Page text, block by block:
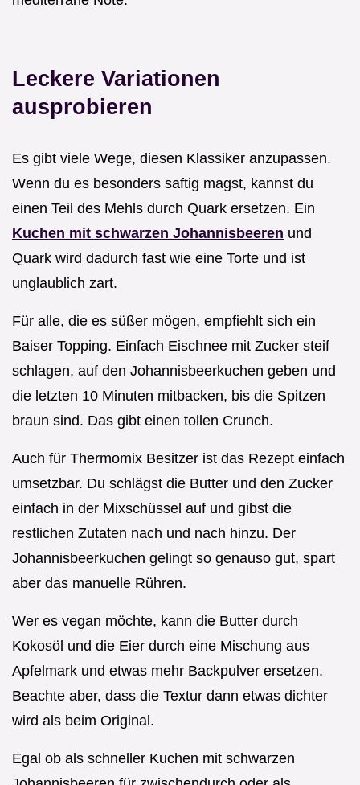
Leckere Variationen
ausprobieren
Es gibt viele Wege, diesen Klassiker anzupassen.
Wenn du es besonders saftig magst, kannst du
einen Teil des Mehls durch Quark ersetzen. Ein
Kuchen mit schwarzen Johannisbeeren und
Quark wird dadurch fast wie eine Torte und ist
unglaublich zart.
Für alle, die es süßer mögen, empfiehlt sich ein
Baiser Topping. Einfach Eischnee mit Zucker steif
schlagen, auf den Johannisbeerkuchen geben und
die letzten 10 Minuten mitbacken, bis die Spitzen
braun sind. Das gibt einen tollen Crunch.
Auch für Thermomix Besitzer ist das Rezept einfach
umsetzbar. Du schlägst die Butter und den Zucker
einfach in der Mixschüssel auf und gibst die
restlichen Zutaten nach und nach hinzu. Der
Johannisbeerkuchen gelingt so genauso gut, spart
aber das manuelle Rühren.
Wer es vegan möchte, kann die Butter durch
Kokosöl und die Eier durch eine Mischung aus
Apfelmark und etwas mehr Backpulver ersetzen.
Beachte aber, dass die Textur dann etwas dichter
wird als beim Original.
Egal ob als schneller Kuchen mit schwarzen